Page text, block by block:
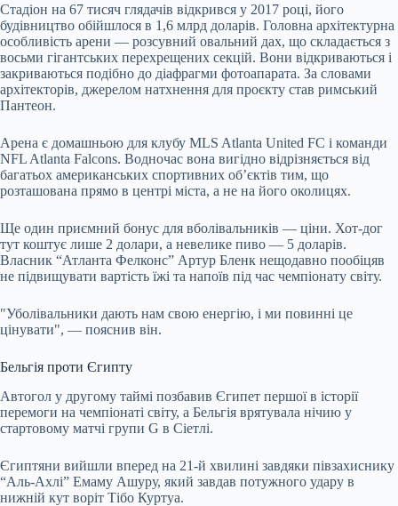
Стадіон на 67 тисяч глядачів відкрився у 2017 році, його
будівництво обійшлося в 1,6 млрд доларів. Головна архітектурна
особливість арени — розсувний овальний дах, що складається з
восьми гігантських перехрещених секцій. Вони відкриваються і
закриваються подібно до діафрагми фотоапарата. За словами
архітекторів, джерелом натхнення для проєкту став римський
Пантеон.
Арена є домашньою для клубу MLS Atlanta United FC і команди
NFL Atlanta Falcons. Водночас вона вигідно відрізняється від
багатьох американських спортивних об’єктів тим, що
розташована прямо в центрі міста, а не на його околицях.
Ще один приємний бонус для вболівальників — ціни. Хот-дог
тут коштує лише 2 долари, а невелике пиво — 5 доларів.
Власник “Атланта Фелконс” Артур Бленк нещодавно пообіцяв
не підвищувати вартість їжі та напоїв під час чемпіонату світу.
"Уболівальники дають нам свою енергію, і ми повинні це
цінувати", — пояснив він.
Бельгія проти Єгипту
Автогол у другому таймі позбавив Єгипет першої в історії
перемоги на чемпіонаті світу, а Бельгія врятувала нічию у
стартовому матчі групи G в Сіетлі.
Єгиптяни вийшли вперед на 21-й хвилині завдяки півзахиснику
“Аль-Ахлі” Емаму Ашуру, який завдав потужного удару в
нижній кут воріт Тібо Куртуа.